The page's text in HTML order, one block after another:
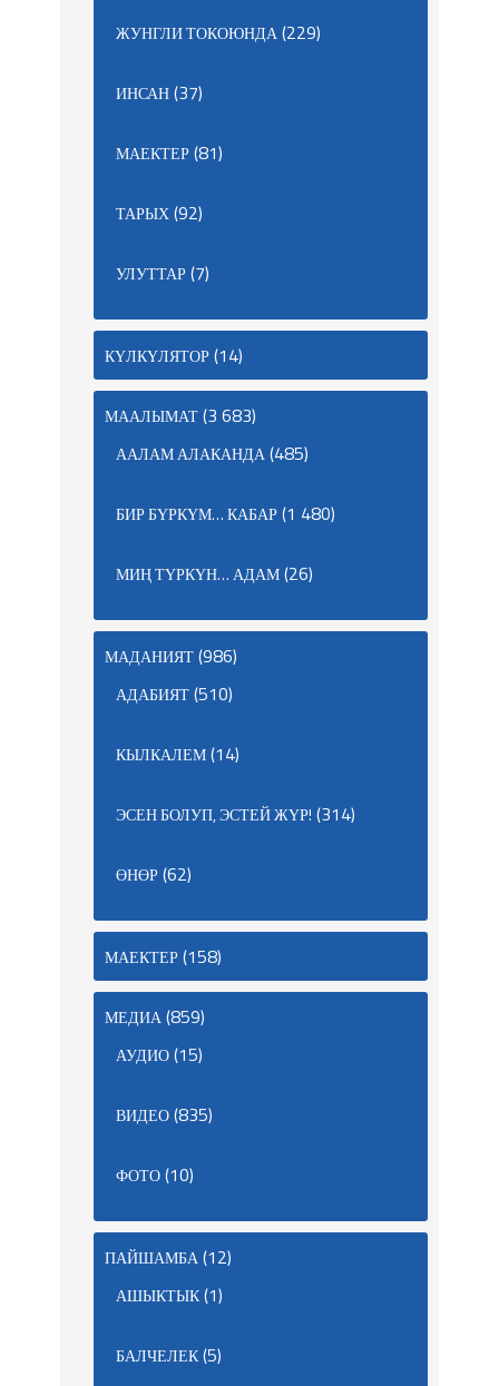
ЖУНГЛИ ТОКОЮНДА(229)
ИНСАН(37)
МАЕКТЕР(81)
ТАРЫХ(92)
УЛУТТАР(7)
КҮЛКҮЛЯТОР(14)
МААЛЫМАТ(3 683)
ААЛАМ АЛАКАНДА(485)
БИР БҮРКҮМ… КАБАР(1 480)
МИҢ ТҮРКҮН… АДАМ(26)
МАДАНИЯТ(986)
АДАБИЯТ(510)
КЫЛКАЛЕМ(14)
ЭСЕН БОЛУП, ЭСТЕЙ ЖҮР! (314)
ӨНӨР(62)
МАЕКТЕР(158)
МЕДИА(859)
АУДИО(15)
ВИДЕО(835)
ФОТО(10)
ПАЙШАМБА(12)
АШЫКТЫК(1)
БАЛЧЕЛЕК(5)